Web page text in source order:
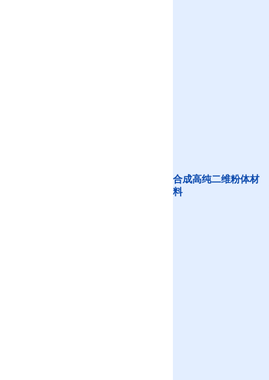
合成高纯二维粉体材
料